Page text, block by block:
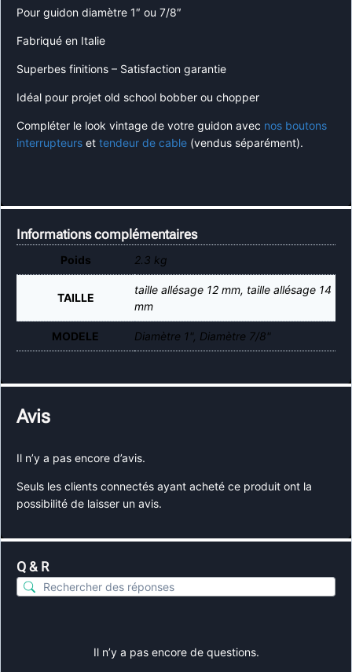
Pour guidon diamètre 1″ ou 7/8″
Fabriqué en Italie
Superbes finitions – Satisfaction garantie
Idéal pour projet old school bobber ou chopper
Compléter le look vintage de votre guidon avec nos boutons
interrupteurs et tendeur de cable (vendus séparément).
Informations complémentaires
Poids 2.3 kg
TAILLE
taille allésage 12 mm, taille allésage 14
mm
MODELE Diamètre 1", Diamètre 7/8"
Avis
Il n’y a pas encore d’avis.
Seuls les clients connectés ayant acheté ce produit ont la
possibilité de laisser un avis.
Q & R
Il n’y a pas encore de questions.